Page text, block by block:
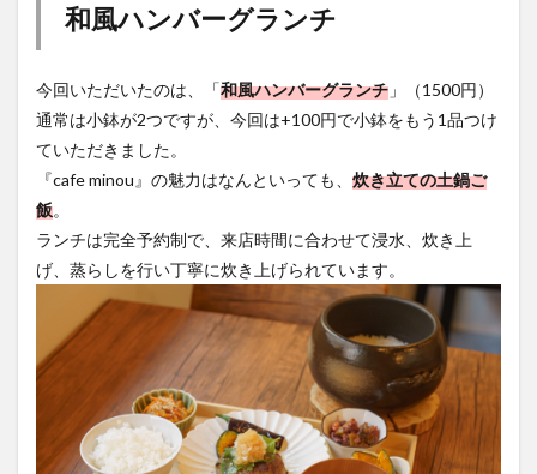
和風ハンバーグランチ
今回いただいたのは、「和風ハンバーグランチ 」（1500円）
通常は小鉢が2つですが、今回は+100円で小鉢をもう1品つけ
ていただきました。
『cafe minou』の魅力はなんといっても、 炊き立ての土鍋ご
飯。
ランチは完全予約制で、来店時間に合わせて浸水、炊き上
げ、蒸らしを行い丁寧に炊き上げられています。